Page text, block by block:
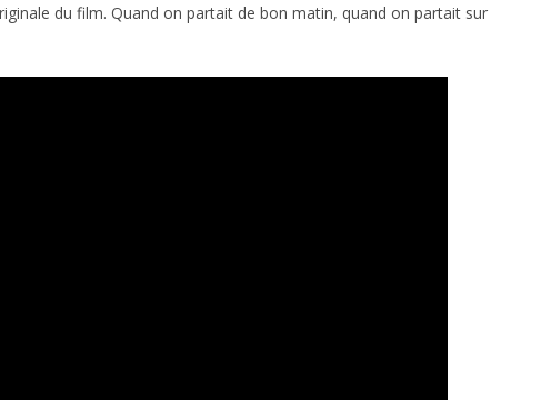
du film. Quand on partait de bon matin, quand on partait sur